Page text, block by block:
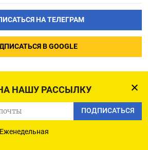
НАШУ РАССЫЛКУ
ПОДПИСАТЬСЯ
Еженедельная
НА ТЕЛЕГРАМ
В GOOGLE
Ленинградской